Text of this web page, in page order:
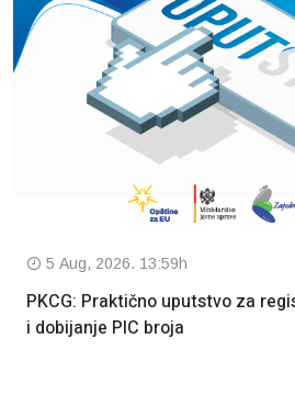
5 Aug, 2026. 13:59h
PKCG: Praktično uputstvo za
i dobijanje PIC broja